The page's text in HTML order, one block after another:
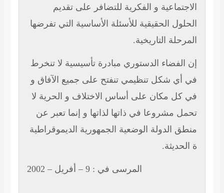
الاجتماعية و الفكرية للتضافر على تقديم
الحلول الحقيقية للأسئلة الأساسية التي تفرضها
المرحلة التاريخية.
إن الفضاء الدستوري مبادرة تأسيسية لا تنخرط
في أي شكل تنظيمي تنفتح على جميع الآفاق و
في كل مكان على أساس الاختلاف و الحرية لا
تحمل مشروعا في ذاتها لذاتها و إنما تعبر عن
منطق الدولة الوضعية الجمهورية الديموقراطية
ة الحديثة.
المرسى في : 9 – أفريل – 2002